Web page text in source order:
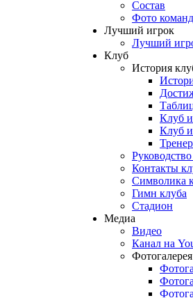
Состав
Фото
Лучший игрок
Лучший
Клуб
История
Клуб
Клуб
Контакты
Символика
Гимн клуба
Стадион
Медиа
Видео
Канал на
Фотогалерея